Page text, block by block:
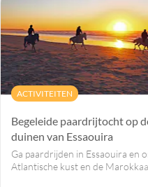
ACTIVITEITEN
Begeleide paardrijtocht op
duinen van Essaouira
Ga paardrijden in Essaouira en
Atlantische kust en de